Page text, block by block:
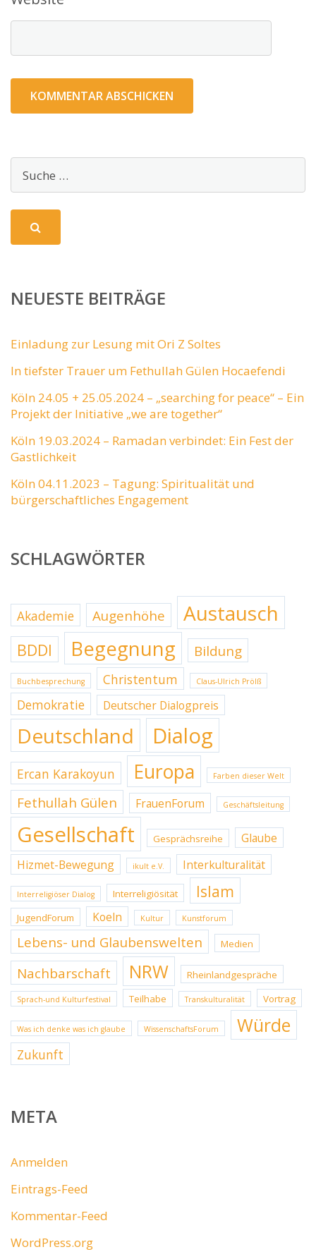
NEUESTE BEITRÄGE
Einladung zur Lesung mit Ori Z Soltes
In tiefster Trauer um Fethullah Gülen Hocaefendi
Köln 24.05 + 25.05.2024 – „searching for peace“ – Ein
Projekt der Initiative „we are together“
Köln 19.03.2024 – Ramadan verbindet: Ein Fest der
Gastlichkeit
Köln 04.11.2023 – Tagung: Spiritualität und
bürgerschaftliches Engagement
SCHLAGWÖRTER
Akademie Augenhöhe Austausch
BDDI Begegnung Bildung
Buchbesprechung Christentum Claus-Ulrich Prölß
Demokratie Deutscher Dialogpreis
Deutschland Dialog
Ercan Karakoyun Europa Farben dieser Welt
Fethullah Gülen FrauenForum Geschäftsleitung
Gesellschaft Gesprächsreihe
Glaube
Hizmet-Bewegung
ikult e.V. Interkulturalität
Interreligiöser Dialog Interreligiösität Islam
JugendForum Koeln Kultur Kunstforum
Lebens- und Glaubenswelten Medien
Nachbarschaft NRW Rheinlandgespräche
Sprach-und Kulturfestival Teilhabe Transkulturalität Vortrag
Was ich denke was ich glaube WissenschaftsForum Würde
Zukunft
META
Anmelden
Eintrags-Feed
Kommentar-Feed
WordPress.org